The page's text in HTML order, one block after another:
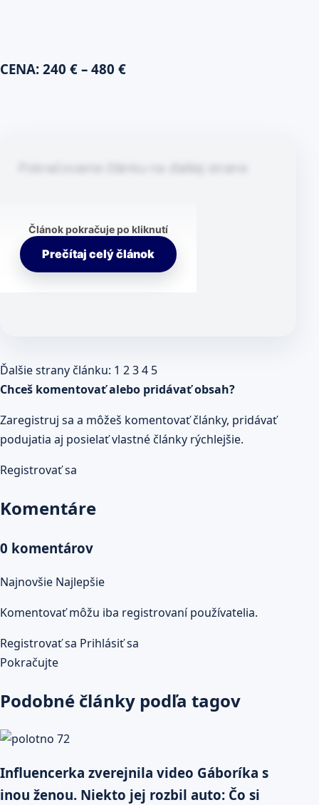
CENA: 240 € – 480 €
Článok pokračuje po kliknutí
Prečítaj celý článok
Ďalšie strany článku: 1 234 5
Chceš komentovať alebo pridávať obsah?
Zaregistruj sa a môžeš komentovať články, pridávať
podujatia aj posielať vlastné články rýchlejšie.
Registrovať sa
Komentáre
0 komentárov
Najnovšie Najlepšie
Komentovať môžu iba registrovaní používatelia.
Registrovať sa Prihlásiť sa
Pokračujte
Podobné články podľa tagov
Influencerka zverejnila video Gáboríka s
inou ženou. Niekto jej rozbil auto: Čo si